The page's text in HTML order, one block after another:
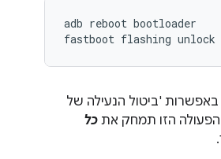
adb reboot bootloader
fastboot flashing unlock
'ביטול הנעילה של
הזו תמחק את כל